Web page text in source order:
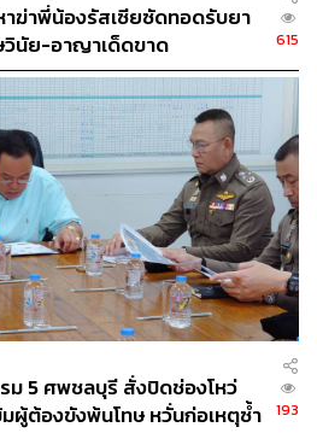
STANDARD WEALTH
ณสะดวกหรือใช้งานอยู่แล้วได้เลย
Russia Ukraine
ไอศกรีม
รน
เศรษฐกิจถดถอย
ฆ่าพี่น้องรัสเซียซัดทอดรับยา
วินัย-อาญาเด็ดขาด
615
ม 5 ศพชลบุรี สั่งปิดช่องโหว่
ผู้ต้องขังพ้นโทษ หวั่นก่อเหตุซ้ำ
193